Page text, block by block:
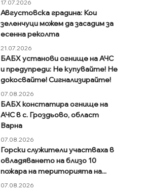
17.07.2026
Августовска градина: Кои
зеленчуци можем да засадим за
есенна реколта
21.07.2026
БАБХ установи огнище на АЧС
и предупреди: Не купувайте! Не
докосвайте! Сигнализирайте!
07.08.2026
БАБХ констатира огнище на
АЧС в с. Гроздьово, област
Варна
07.08.2026
Горски служители участваха в
овладяването на близо 10
пожара на територията на...
07.08.2026